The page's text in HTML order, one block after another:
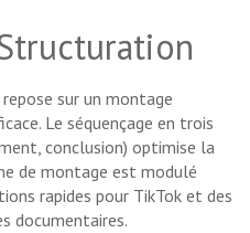
sur un montage
Le séquençage en trois
conclusion) optimise la
de montage est modulé
rapides pour TikTok et des
documentaires.